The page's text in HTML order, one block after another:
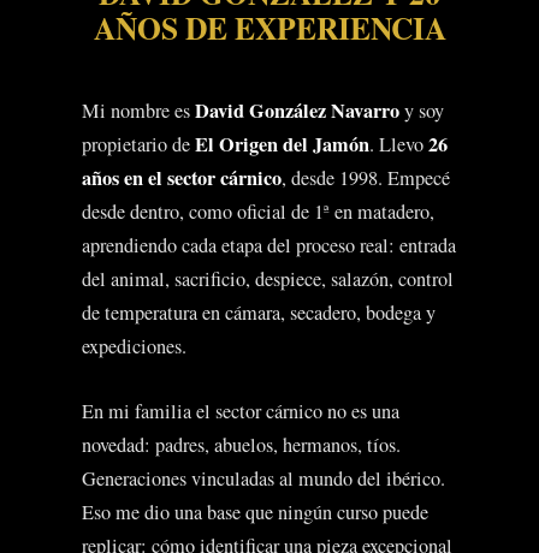
AÑOS DE EXPERIENCIA
Mi nombre esDavid González Navarroy soy
propietario deEl Origen del Jamón. Llevo26
años en el sector cárnico, desde 1998. Empecé
desde dentro, como oficial de 1ª en matadero,
aprendiendo cada etapa del proceso real: entrada
del animal, sacrificio, despiece, salazón, control
de temperatura en cámara, secadero, bodega y
expediciones.
En mi familia el sector cárnico no es una
novedad: padres, abuelos, hermanos, tíos.
Generaciones vinculadas al mundo del ibérico.
Eso me dio una base que ningún curso puede
replicar: cómo identificar una pieza excepcional